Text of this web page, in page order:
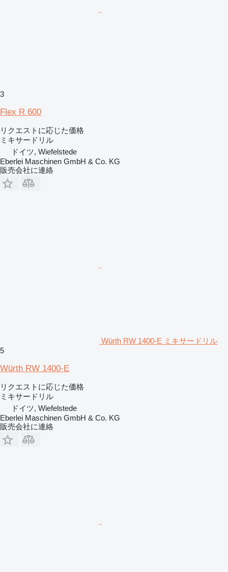
3
Flex R 600
リクエストに応じた価格
ミキサードリル
ドイツ, Wiefelstede
Eberlei Maschinen GmbH & Co. KG
販売会社に連絡
Würth RW 1400-E ミキサードリル
5
Würth RW 1400-E
リクエストに応じた価格
ミキサードリル
ドイツ, Wiefelstede
Eberlei Maschinen GmbH & Co. KG
販売会社に連絡